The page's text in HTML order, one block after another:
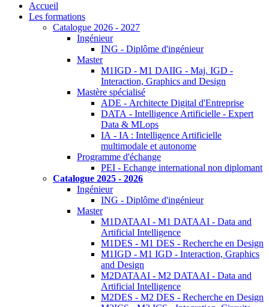
Accueil
Les formations
Catalogue 2026 - 2027
Ingénieur
ING - Diplôme d'ingénieur
Master
M1IGD - M1 DAIIG - Maj. IGD -
Interaction, Graphics and Design
Mastère spécialisé
ADE - Architecte Digital d'Entreprise
DATA - Intelligence Artificielle - Expert
Data & MLops
IA - IA : Intelligence Artificielle
multimodale et autonome
Programme d'échange
PEI - Echange international non diplomant
Catalogue 2025 - 2026
Ingénieur
ING - Diplôme d'ingénieur
Master
M1DATAAI - M1 DATAAI - Data and
Artificial Intelligence
M1DES - M1 DES - Recherche en Design
M1IGD - M1 IGD - Interaction, Graphics
and Design
M2DATAAI - M2 DATAAI - Data and
Artificial Intelligence
M2DES - M2 DES - Recherche en Design